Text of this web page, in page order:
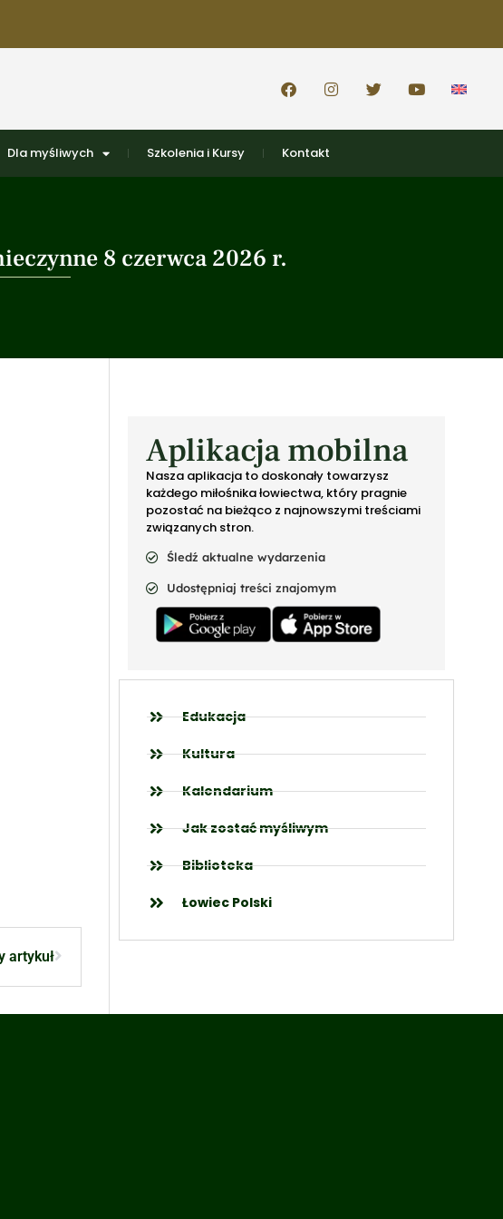
Dla myśliwych Szkolenia i Kursy Kontakt
8 czerwca 2026 r.
artykuł
Aplikacja mobilna
Nasza aplikacja to doskonały towarzysz
każdego miłośnika łowiectwa, który pragnie
pozostać na bieżąco z najnowszymi treściami
związanych stron.
Śledź aktualne wydarzenia
Udostępniaj treści znajomym
Edukacja
Kultura
Kalendarium
Jak zostać myśliwym
Biblioteka
Łowiec Polski